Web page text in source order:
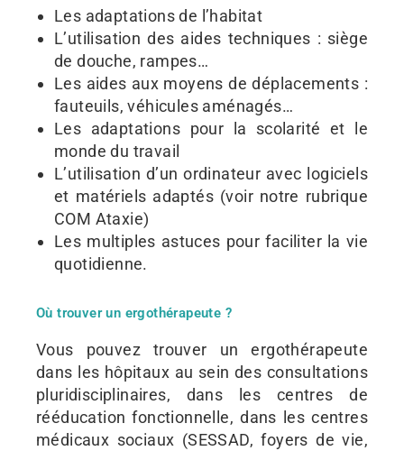
Les adaptations de l’habitat
L’utilisation des aides techniques : siège
de douche, rampes…
Les aides aux moyens de déplacements :
fauteuils, véhicules aménagés…
Les adaptations pour la scolarité et le
monde du travail
L’utilisation d’un ordinateur avec logiciels
et matériels adaptés (voir notre rubrique
COM Ataxie)
Les multiples astuces pour faciliter la vie
quotidienne.
Où trouver un ergothérapeute ?
Vous pouvez trouver un ergothérapeute
dans les hôpitaux au sein des consultations
pluridisciplinaires, dans les centres de
rééducation fonctionnelle, dans les centres
médicaux sociaux (SESSAD, foyers de vie,